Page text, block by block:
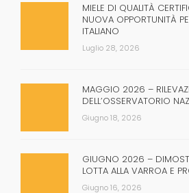
MIELE DI QUALITÀ
NUOVA OPPORTUNITÀ
ITALIANO
Luglio 28, 2026
MAGGIO 2026 –
DELL’OSSERVATORIO
Giugno 18, 2026
GIUGNO 2026 –
LOTTA ALLA VARROA E
Giugno 16, 2026